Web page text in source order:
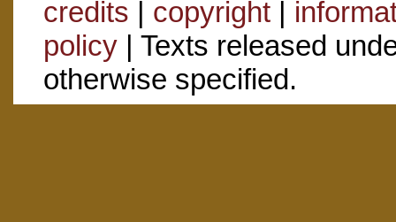
credits | copyright|
policy| Texts released
otherwise specified.